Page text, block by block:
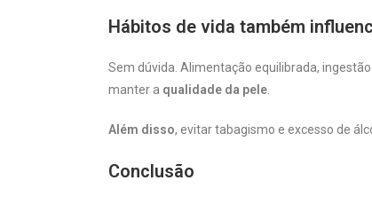
Hábitos de vida também
Sem dúvida. Alimentação equilibrada,
manter a qualidade da pele
Além disso, evitar tabagismo e excesso de
Conclusão